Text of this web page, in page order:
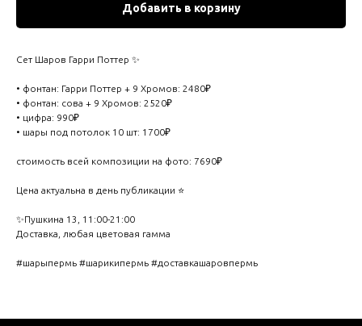
Добавить в корзину
Сет Шаров Гарри Поттер ✨
• фонтан: Гарри Поттер + 9 Хромов: 2480₽
• фонтан: сова + 9 Хромов: 2520₽
• цифра: 990₽
• шары под потолок 10 шт: 1700₽
стоимость всей композиции на фото: 7690₽
Цена актуальна в день публикации ⭐️
✨Пушкина 13, 11:00-21:00
Доставка, любая цветовая гамма
#шарыпермь #шарикипермь #доставкашаровпермь